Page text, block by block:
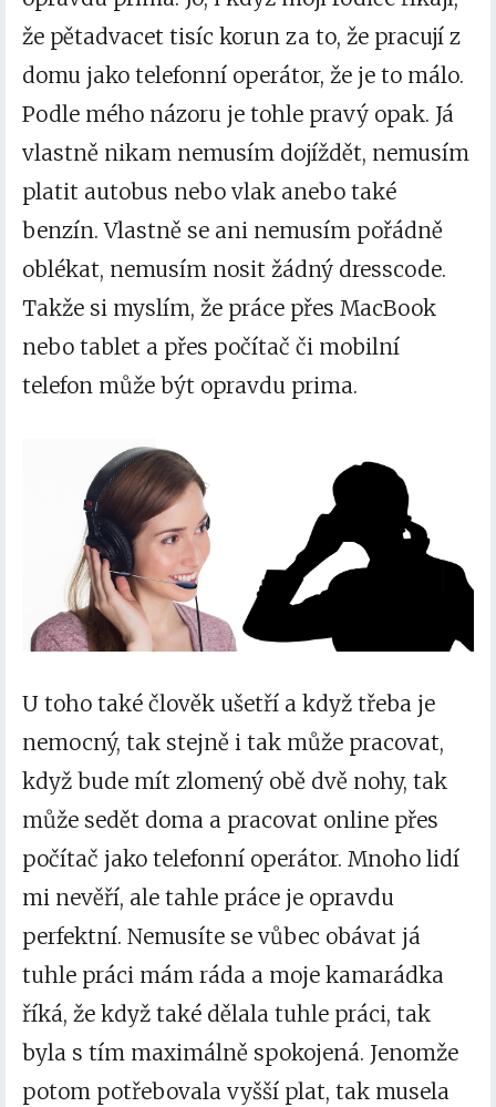
že pětadvacet tisíc korun za to, že pracují z
domu jako telefonní operátor, že je to málo.
Podle mého názoru je tohle pravý opak. Já
vlastně nikam nemusím dojíždět, nemusím
platit autobus nebo vlak anebo také
benzín. Vlastně se ani nemusím pořádně
oblékat, nemusím nosit žádný dresscode.
Takže si myslím, že práce přes MacBook
nebo tablet a přes počítač či mobilní
telefon může být opravdu prima.
U toho také člověk ušetří a když třeba je
nemocný, tak stejně i tak může pracovat,
když bude mít zlomený obě dvě nohy, tak
může sedět doma a pracovat online přes
počítač jako telefonní operátor. Mnoho lidí
mi nevěří, ale tahle práce je opravdu
perfektní. Nemusíte se vůbec obávat já
tuhle práci mám ráda a moje kamarádka
říká, že když také dělala tuhle práci, tak
byla s tím maximálně spokojená. Jenomže
potom potřebovala vyšší plat, tak musela